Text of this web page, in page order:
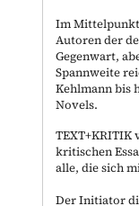
Im Mittelpunkt
Autoren der
Gegenwart,
Spannweite
Kehlmann bis
Novels.
kritischen
alle, die sich
Der Initiator